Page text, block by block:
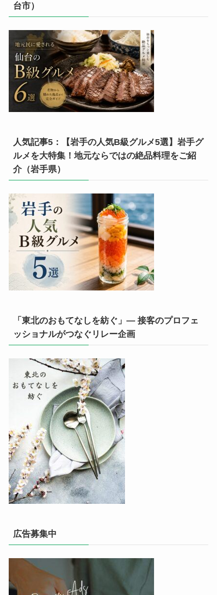
台市）
人気記事5：【岩手の人気B級グルメ5選】岩手グ
ルメを大特集！地元ならではの絶品料理をご紹
介（岩手県）
「東北のおもてなしを紡ぐ」— 接客のプロフェ
ッショナルがつなぐリレー企画
広告募集中